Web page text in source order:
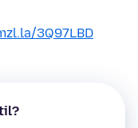
3Q97LBD